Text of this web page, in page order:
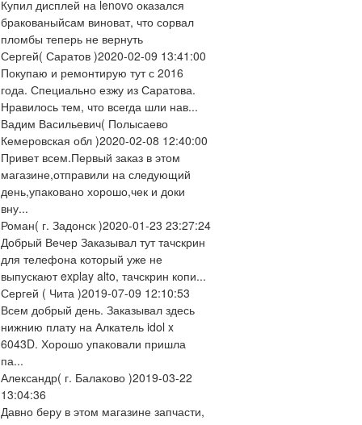
Купил дисплей на lenovo оказался
бракованыйсам виноват, что сорвал
пломбы теперь не вернуть
Сергей( Саратов )2020-02-09 13:41:00
Покупаю и ремонтирую тут с 2016
года. Специально езжу из Саратова.
Нравилось тем, что всегда шли нав...
Вадим Васильевич( Полысаево
Кемеровская обл )2020-02-08 12:40:00
Привет всем.Первый заказ в этом
магазине,отправили на следующий
день,упаковано хорошо,чек и доки
вну...
Роман( г. Задонск )2020-01-23 23:27:24
Добрый Вечер Заказывал тут тачскрин
для телефона который уже не
выпускают explay alto, тачскрин копи...
Сергей ( Чита )2019-07-09 12:10:53
Всем добрый день. Заказывал здесь
нижнию плату на Алкатель idol x
6043D. Хорошо упаковали пришла
па...
Александр( г. Балаково )2019-03-22
13:04:36
Давно беру в этом магазине запчасти,